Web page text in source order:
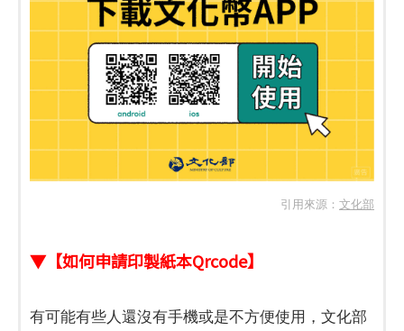
引用來源： 文化部
▼【如何申請印製紙本Qrcode】
有可能有些人還沒有手機或是不方便使用，文化部